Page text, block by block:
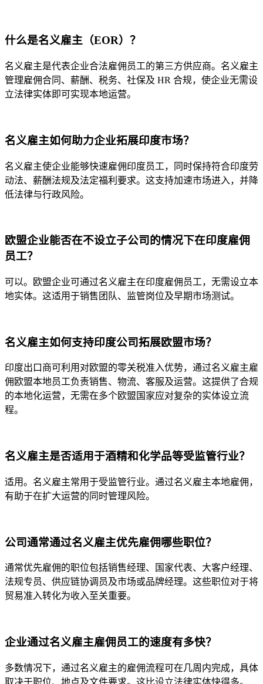
什么是名义雇主（EOR）？
名义雇主是代表企业合法雇佣员工的第三方供应商。名义雇主
管理雇佣合同、薪酬、税务、社保及 HR 合规，使企业无需设
立法律实体即可实现本地运营。
名义雇主如何助力企业拓展印度市场？
名义雇主使企业能够快速雇佣印度员工，同时保持符合印度劳
动法、薪酬法规及法定福利要求。这支持加速市场进入，并降
低法律与行政风险。
欧盟企业能否在不设立子公司的情况下在印度雇佣
员工？
可以。欧盟企业可通过名义雇主在印度雇佣员工，无需设立本
地实体。这适用于销售团队、监管岗位及早期市场测试。
名义雇主如何支持印度公司拓展欧盟市场？
印度出口商可利用对欧盟的零关税准入优势，通过名义雇主雇
佣欧盟本地员工负责销售、物流、客服及运营。这提供了合规
的本地化运营，无需在多个欧盟国家应对复杂的实体设立流
程。
名义雇主是否适用于酒精和化学品等受监管行业？
适用。名义雇主常用于受监管行业。通过名义雇主本地雇佣，
有助于在扩大运营的同时管理风险。
公司通常通过名义雇主优先雇佣哪些职位？
通常优先雇佣的职位包括销售经理、国家代表、大客户经理、
法规专员、供应链协调员及市场或品牌经理。这些职位对于将
贸易准入转化为收入至关重要。
企业通过名义雇主雇佣员工的速度有多快？
多数情况下，通过名义雇主的雇佣流程可在几周内完成，具体
取决于职位、地点及文件要求。这比设立法律实体快得多。